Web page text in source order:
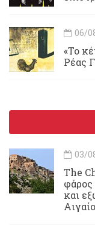
06/
«Το
Ρέας
03/
Τhe
φάρος
και